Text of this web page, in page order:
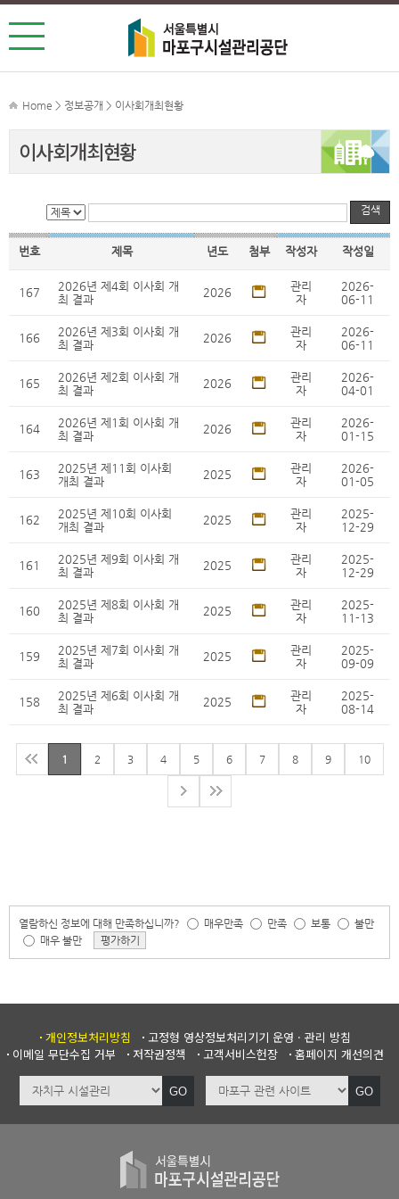
Home > 정보공개 > 이사회개최현황
이사회개최현황
검색
번호 제목 년도 첨부 작성자 작성일
167
2026년 제4회 이사회 개
최 결과
2026
관리
자
2026-
06-11
166
2026년 제3회 이사회 개
최 결과
2026
관리
자
2026-
06-11
165
2026년 제2회 이사회 개
최 결과
2026
관리
자
2026-
04-01
164
2026년 제1회 이사회 개
최 결과
2026
관리
자
2026-
01-15
163
2025년 제11회 이사회
개최 결과
2025
관리
자
2026-
01-05
162
2025년 제10회 이사회
개최 결과
2025
관리
자
2025-
12-29
161
2025년 제9회 이사회 개
최 결과
2025
관리
자
2025-
12-29
160
2025년 제8회 이사회 개
최 결과
2025
관리
자
2025-
11-13
159
2025년 제7회 이사회 개
최 결과
2025
관리
자
2025-
09-09
158
2025년 제6회 이사회 개
최 결과
2025
관리
자
2025-
08-14
1 2 3 4 5 6 7 8 9 10
열람하신 정보에 대해 만족하십니까? 매우만족 만족 보통
불만
매우 불만
평가하기
개인정보처리방침
고정형 영상정보처리기기 운영 · 관리 방침
이메일 무단수집 거부
저작권정책 고객서비스헌장 홈페이지 개선의견
GO GO